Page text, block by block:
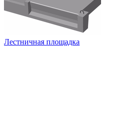
Лестничная площадка